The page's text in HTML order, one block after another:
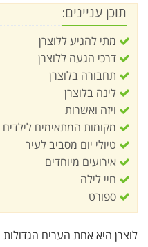
תוכן עניינים:
מתי להגיע ללוצרן
דרכי הגעה ללוצרן
תחבורה בלוצרן
לינה בלוצרן
ויזה ואשרות
מקומות המתאימים
טיולי יום מסביב לעיר
אירועים מיוחדים
חיי לילה
ספורט
לוצרן היא אחת הערים הגדולות